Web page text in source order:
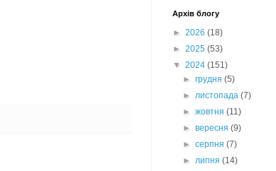
Архів блогу
► 2026 (18)
► 2025 (53)
▼ 2024 (151)
►грудня(5)
►листопада(7)
►жовтня(11)
►вересня(9)
►серпня(7)
►липня(14)